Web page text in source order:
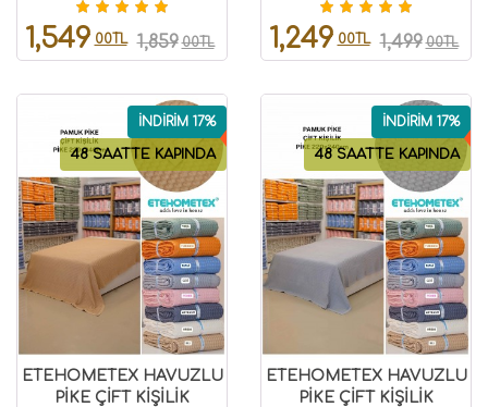
1,549 00TL 1,859 00TL 1,249 00TL 1,499 00TL
48 SAATTE KAPINDA
İNDİRİM 17%
ETEHOMETEX HAVUZLU
PİKE ÇİFT KİŞİLİK
48 SAATTE KAPINDA
İNDİRİM 17%
ETEHOMETEX HAVUZLU
PİKE ÇİFT KİŞİLİK